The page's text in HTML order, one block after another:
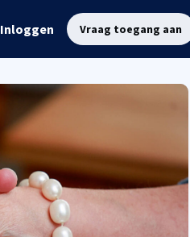
Inloggen Vraag toegang aan